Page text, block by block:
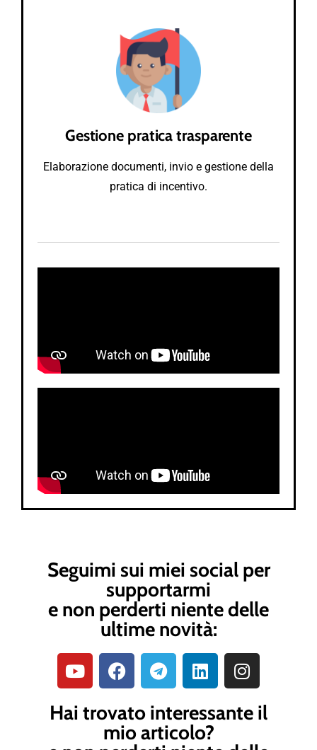
Gestione pratica trasparente
Elaborazione documenti, invio e gestione della
pratica di incentivo.
Seguimi sui miei social per
supportarmi
e non perderti niente delle
ultime novità:
Hai trovato interessante il
mio articolo?